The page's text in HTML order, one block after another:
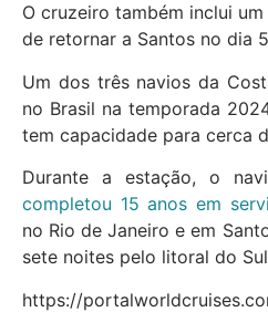
O cruzeiro também inclui
de retornar a Santos no dia
Um dos três navios da
no Brasil na temporada
tem capacidade para cerca
Durante a estação, o
completou 15 anos em
no Rio de Janeiro e em
sete noites pelo litoral do
https://